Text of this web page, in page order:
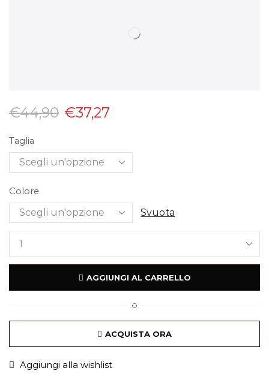
€44,90 €37,27
Taglia
Colore
Svuota
AGGIUNGI AL CARRELLO
O
ACQUISTA ORA
Aggiungi alla wishlist